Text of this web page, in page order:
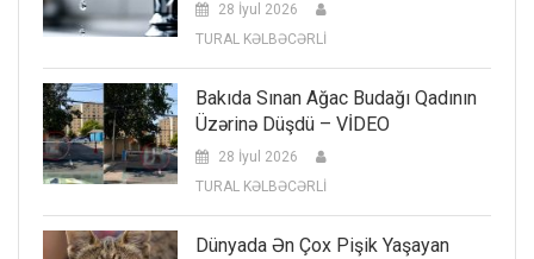
28 İyul 2026
TURAL KƏLBƏCƏRLİ
Bakıda Sınan Ağac Budağı Qadının
Üzərinə Düşdü – VİDEO
28 İyul 2026
TURAL KƏLBƏCƏRLİ
Dünyada Ən Çox Pişik Yaşayan